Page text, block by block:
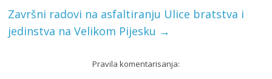
Završni radovi na asfaltiranju Ulice bratstva i
jedinstva na Velikom Pijesku →
Pravila komentarisanja: